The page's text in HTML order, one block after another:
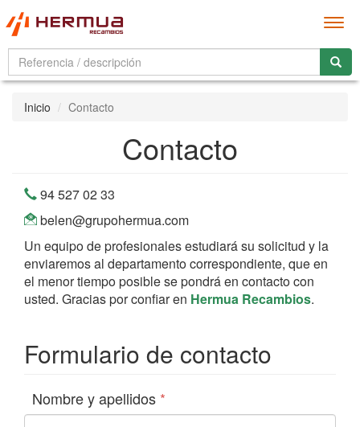
Inicio Contacto
Contacto
94 527 02 33
belen@grupohermua.com
Un equipo de profesionales estudiará su solicitud y la
enviaremos al departamento correspondiente, que en
el menor tiempo posible se pondrá en contacto con
usted. Gracias por confiar en Hermua Recambios.
Formulario de contacto
Nombre y apellidos *